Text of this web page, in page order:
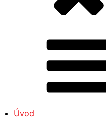
Úvod